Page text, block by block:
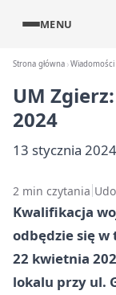
MENU
Strona główna Wiadomości
UM
2024
13 stycznia 2024
2 min czytania
Kwalifikacja
odbędzie się
22 kwietnia
lokalu przy ul.